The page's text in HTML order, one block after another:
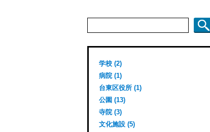
学校 (2)
病院 (1)
台東区役所 (1)
公園 (13)
寺院 (3)
文化施設 (5)